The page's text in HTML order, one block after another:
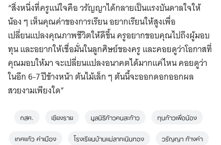
“สิ่งหนึ่งที่ครูแน่ใจคือ วรัญญาได้กลายเป็นแรงบันดาลใจให้
น้อง ๆ เห็นคุณค่าของการเรียน อยากเรียนให้สูงเพื่อ
เปลี่ยนแปลงคุณภาพชีวิตให้ดีขึ้น ครูอยากขอบคุณไปถึงผู้มอบ
ทุน และอยากให้เชื่อมั่นในลูกศิษย์ของครู และคอยดูว่าโอกาสที่
คุณมอบให้มา จะเปลี่ยนแปลงอนาคตได้มากแค่ไหน คอยดูว่า
ในอีก 6-7 ปีข้างหน้า ต้นไม้เล็ก ๆ ต้นนี้จะออกดอกออกผล
สวยงามเพียงใด”
กสศ. เชียงราย มูลนิธิก้าวคนละก้าว
ทุนก้าวเพื่อน้อง
เกศแก้ว คำเมือง
โรงเรียนบ้านแม่ลากเนินทอง
วรัญญา ก้างคำ